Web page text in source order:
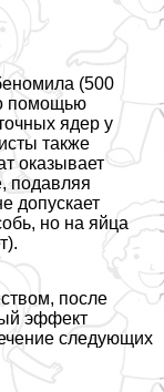
(500
помощью
ядер у
также
оказывает
подавляя
допускает
но на яйца
после
эффект
следующих